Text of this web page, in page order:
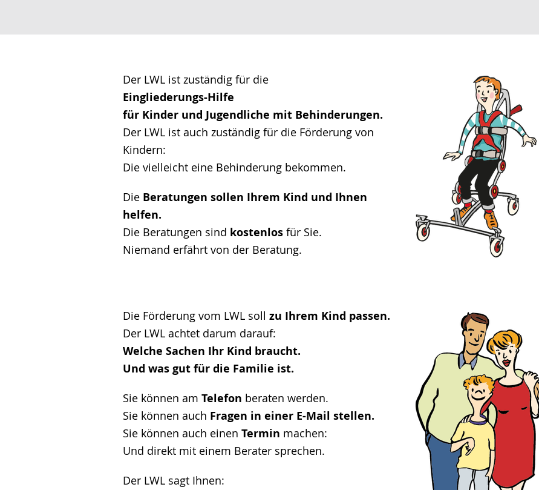
Gebärdensprache
Der LWL ist zuständig für die
Eingliederungs-Hilfe
für Kinder und Jugendliche mit Behinderungen.
Der LWL ist auch zuständig für die Förderung von
Kindern:
Die vielleicht eine Behinderung bekommen.
Die Beratungen sollen Ihrem Kind und Ihnen
helfen.
Die Beratungen sind kostenlos für Sie.
Niemand erfährt von der Beratung.
Die Förderung vom LWL soll zu Ihrem Kind passen.
Der LWL achtet darum darauf:
Welche Sachen Ihr Kind braucht.
Und was gut für die Familie ist.
Sie können am Telefon beraten werden.
Sie können auch Fragen in einer E-Mail stellen.
Sie können auch einen Termin machen:
Und direkt mit einem Berater sprechen.
Der LWL sagt Ihnen: